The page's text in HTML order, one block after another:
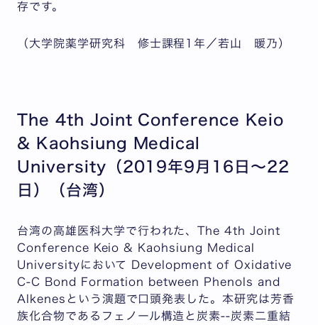
存です。
（大学院薬学研究科 修士課程1年／若山 暖乃）
The 4th Joint Conference Keio
& Kaohsiung Medical
University（2019年9月16日～22
日）（台湾）
台湾の高雄医科大学で行われた、The 4th Joint
Conference Keio & Kaohsiung Medical
Universityにおいて Development of Oxidative
C-C Bond Formation between Phenols and
Alkenesという演題で口頭発表した。本研究は芳香
族化合物であるフェノール構造と炭素--炭素二重結